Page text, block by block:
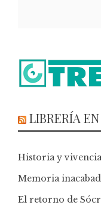
LIBRERÍA
Historia y
Memoria
El retorno de